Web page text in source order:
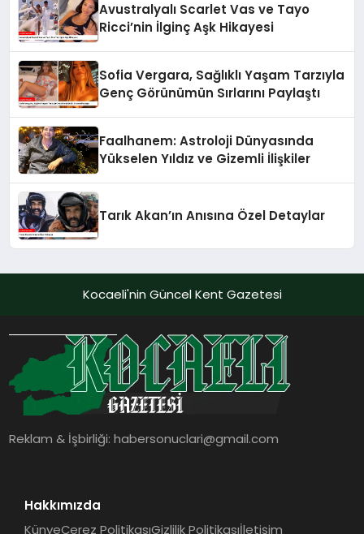
Avustralyalı Scarlet Vas ve Tayo
Ricci’nin İlginç Aşk Hikayesi
Sofia Vergara, Sağlıklı Yaşam Tarzıyla
Genç Görünümün Sırlarını Paylaştı
Faalhanem: Astroloji Dünyasında
Yükselen Yıldız ve Gizemli İlişkiler
Tarık Akan’ın Anısına Özel Detaylar
Kocaeli'nin Güncel Kent Gazetesi
Reklam & İşbirliği:habersonuclari@gmail.com
Hakkımızda
KünyeÇerez PolitikasıGizlilik Politikasıİletişim